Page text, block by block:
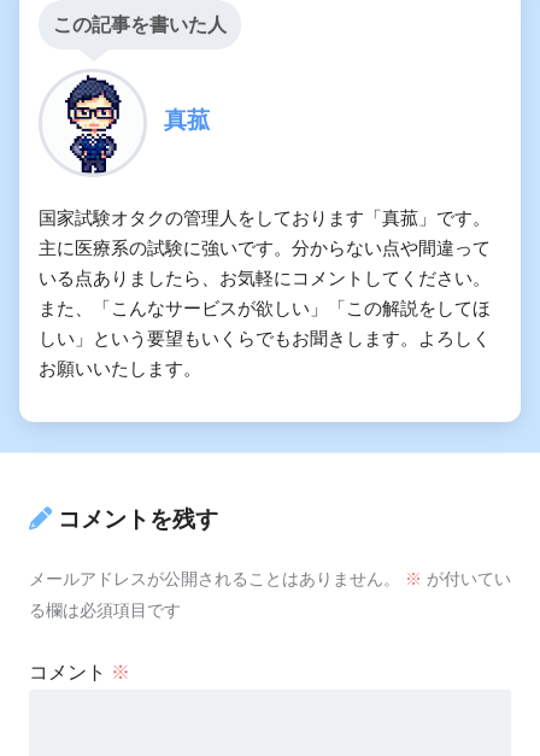
ン
この記事を書いた人
真菰
国家試験オタクの管理人をしております「真菰」です。
主に医療系の試験に強いです。分からない点や間違って
いる点ありましたら、お気軽にコメントしてください。
また、「こんなサービスが欲しい」「この解説をしてほ
しい」という要望もいくらでもお聞きします。よろしく
お願いいたします。
コメントを残す
メールアドレスが公開されることはありません。 ※ が付いてい
る欄は必須項目です
コメント ※